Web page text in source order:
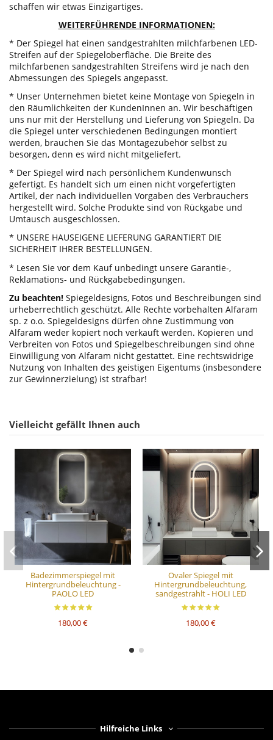
schaffen wir etwas Einzigartiges.
WEITERFÜHRENDE INFORMATIONEN:
* Der Spiegel hat einen sandgestrahlten milchfarbenen LED-
Streifen auf der Spiegeloberfläche. Die Breite des
milchfarbenen sandgestrahlten Streifens wird je nach den
Abmessungen des Spiegels angepasst.
* Unser Unternehmen bietet keine Montage von Spiegeln in
den Räumlichkeiten der KundenInnen an. Wir beschäftigen
uns nur mit der Herstellung und Lieferung von Spiegeln. Da
die Spiegel unter verschiedenen Bedingungen montiert
werden, brauchen Sie das Montagezubehör selbst zu
besorgen, denn es wird nicht mitgeliefert.
* Der Spiegel wird nach persönlichem Kundenwunsch
gefertigt. Es handelt sich um einen nicht vorgefertigten
Artikel, der nach individuellen Vorgaben des Verbrauchers
hergestellt wird. Solche Produkte sind von Rückgabe und
Umtausch ausgeschlossen.
* UNSERE HAUSEIGENE LIEFERUNG GARANTIERT DIE
SICHERHEIT IHRER BESTELLUNGEN.
* Lesen Sie vor dem Kauf unbedingt unsere Garantie-,
Reklamations- und Rückgabebedingungen.
Zu beachten! Spiegeldesigns, Fotos und Beschreibungen sind
urheberrechtlich geschützt. Alle Rechte vorbehalten Alfaram
sp. z o.o. Spiegeldesigns dürfen ohne Zustimmung von
Alfaram weder kopiert noch verkauft werden. Kopieren und
Verbreiten von Fotos und Spiegelbeschreibungen sind ohne
Einwilligung von Alfaram nicht gestattet. Eine rechtswidrige
Nutzung von Inhalten des geistigen Eigentums (insbesondere
zur Gewinnerzielung) ist strafbar!
Vielleicht gefällt Ihnen auch
Badezimmerspiegel mit
Hintergrundbeleuchtung -
PAOLO LED
180,00 €
Ovaler Spiegel mit
Hintergrundbeleuchtung,
sandgestrahlt - HOLI LED
180,00 €
Hilfreiche Links